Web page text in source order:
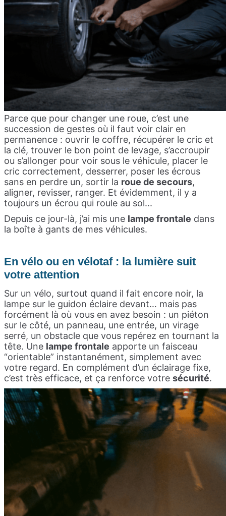
Parce que pour changer une roue, c’est une
succession de gestes où il faut voir clair en
permanence : ouvrir le coffre, récupérer le cric et
la clé, trouver le bon point de levage, s’accroupir
ou s’allonger pour voir sous le véhicule, placer le
cric correctement, desserrer, poser les écrous
sans en perdre un, sortir la roue de secours,
aligner, revisser, ranger. Et évidemment, il y a
toujours un écrou qui roule au sol...
Depuis ce jour-là, j’ai mis une lampe frontale dans
la boîte à gants de mes véhicules.
En vélo ou en vélotaf : la lumière suit
votre attention
Sur un vélo, surtout quand il fait encore noir, la
lampe sur le guidon éclaire devant… mais pas
forcément là où vous en avez besoin : un piéton
sur le côté, un panneau, une entrée, un virage
serré, un obstacle que vous repérez en tournant la
tête. Une lampe frontale apporte un faisceau
“orientable” instantanément, simplement avec
votre regard. En complément d’un éclairage fixe,
c’est très efficace, et ça renforce votre sécurité.